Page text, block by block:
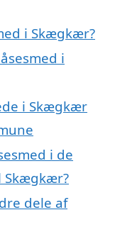
i Skægkær?
i
i Skægkær
i de
Skægkær?
dele af